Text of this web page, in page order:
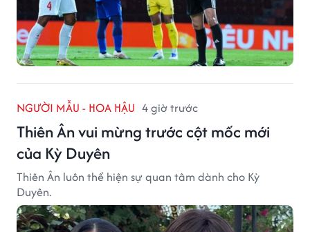
NGƯỜI MẪU - HOA HẬU 4 giờ trước
Thiên Ân vui mừng trước cột mốc mới
của Kỳ Duyên
Thiên Ân luôn thể hiện sự quan tâm dành cho Kỳ
Duyên.